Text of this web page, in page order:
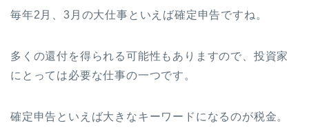
毎年2月、3月の大仕事といえば確定申告ですね。
多くの還付を得られる可能性もありますので、投資家
にとっては必要な仕事の一つです。
確定申告といえば大きなキーワードになるのが税金。